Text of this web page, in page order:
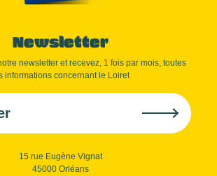
Newsletter
newsletter et recevez, 1 fois par mois, toutes
informations concernant le Loiret
15 rue Eugène Vignat
45000 Orléans